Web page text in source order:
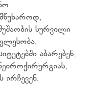
სურვილი
აბარებენ,
ირჩევენ.